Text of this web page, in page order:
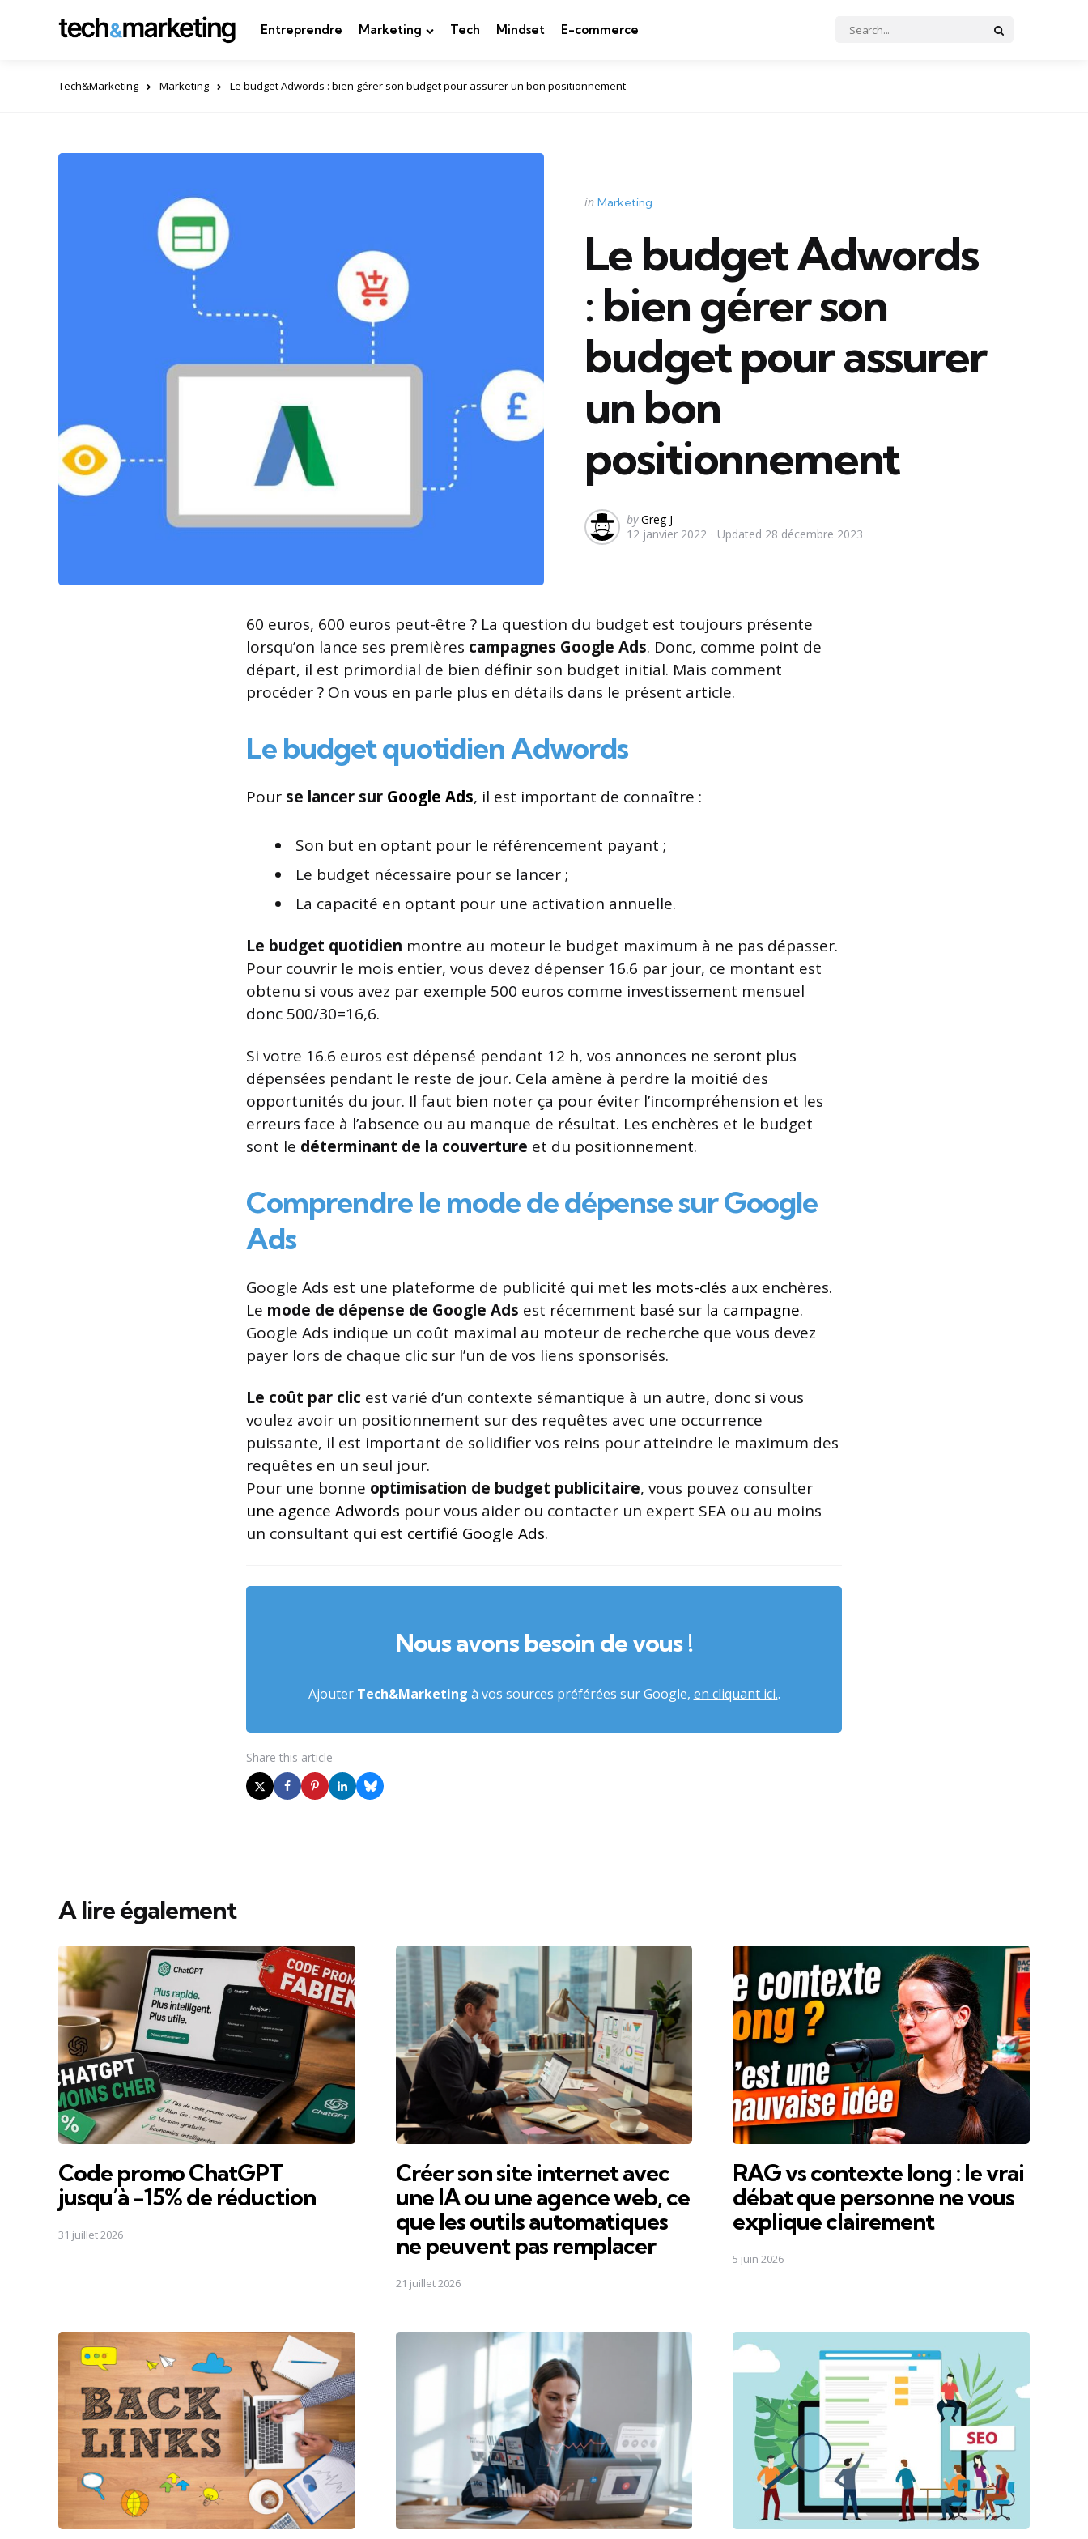
Entreprendre Marketing Tech Mindset E-commerce
Search
for:
Tech&Marketing Marketing Le budget Adwords : bien gérer son budget pour assurer un bon positionnement
Categories
Posted
in Marketing
Le budget Adwords
: bien gérer son
budget pour assurer
un bon
positionnement
Posted
by
by Greg J
12 janvier 2022
Updated 28 décembre 2023
60 euros, 600 euros peut-être ? La question du budget est toujours présente
lorsqu’on lance ses premières campagnes Google Ads. Donc, comme point de
départ, il est primordial de bien définir son budget initial. Mais comment
procéder ? On vous en parle plus en détails dans le présent article.
Le budget quotidien Adwords
Pour se lancer sur Google Ads, il est important de connaître :
Son but en optant pour le référencement payant ;
Le budget nécessaire pour se lancer ;
La capacité en optant pour une activation annuelle.
Le budget quotidien montre au moteur le budget maximum à ne pas dépasser.
Pour couvrir le mois entier, vous devez dépenser 16.6 par jour, ce montant est
obtenu si vous avez par exemple 500 euros comme investissement mensuel
donc 500/30=16,6.
Si votre 16.6 euros est dépensé pendant 12 h, vos annonces ne seront plus
dépensées pendant le reste de jour. Cela amène à perdre la moitié des
opportunités du jour. Il faut bien noter ça pour éviter l’incompréhension et les
erreurs face à l’absence ou au manque de résultat. Les enchères et le budget
sont le déterminant de la couverture et du positionnement.
Comprendre le mode de dépense sur Google
Ads
Google Ads est une plateforme de publicité qui met les mots-clés aux enchères.
Le mode de dépense de Google Ads est récemment basé sur la campagne.
Google Ads indique un coût maximal au moteur de recherche que vous devez
payer lors de chaque clic sur l’un de vos liens sponsorisés.
Le coût par clic est varié d’un contexte sémantique à un autre, donc si vous
voulez avoir un positionnement sur des requêtes avec une occurrence
puissante, il est important de solidifier vos reins pour atteindre le maximum des
requêtes en un seul jour.
Pour une bonne optimisation de budget publicitaire, vous pouvez consulter
une agence Adwords pour vous aider ou contacter un expert SEA ou au moins
un consultant qui est certifié Google Ads.
Nous avons besoin de vous !
Ajouter Tech&Marketing à vos sources préférées sur Google, en cliquant ici..
Share this article
A lire également
Code promo ChatGPT
jusqu’à -15% de réduction
31 juillet 2026
Créer son site internet avec
une IA ou une agence web, ce
que les outils automatiques
ne peuvent pas remplacer
21 juillet 2026
RAG vs contexte long : le vrai
débat que personne ne vous
explique clairement
5 juin 2026